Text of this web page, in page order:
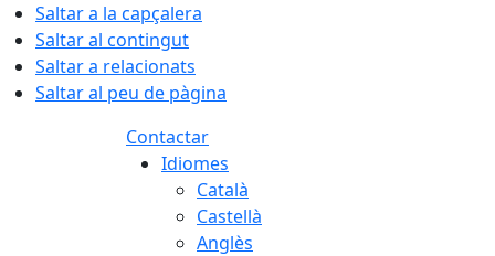
Saltar a la capçalera
Saltar al contingut
Saltar a relacionats
Saltar al peu de pàgina
Contactar
Idiomes
Català
Castellà
Anglès